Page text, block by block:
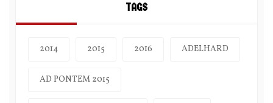
TAGS
2014 2015 2016 ADELHARD
AD PONTEM 2015